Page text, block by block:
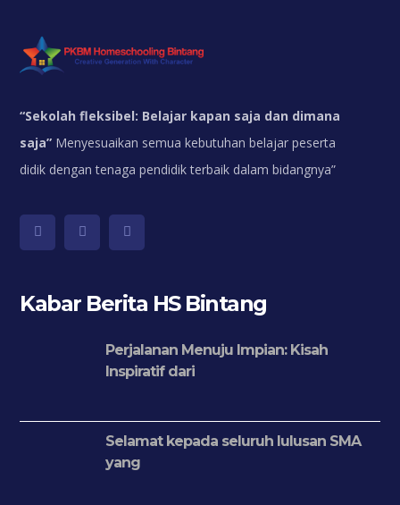
“Sekolah fleksibel: Belajar kapan saja dan dimana
saja” Menyesuaikan semua kebutuhan belajar peserta
didik dengan tenaga pendidik terbaik dalam bidangnya”
Kabar Berita HS Bintang
Perjalanan Menuju Impian: Kisah
Inspiratif dari
Selamat kepada seluruh lulusan SMA
yang